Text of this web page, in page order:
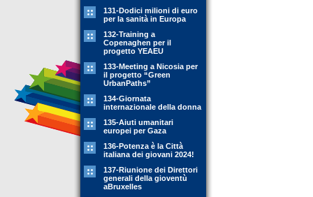
131-Dodici milioni di euro
per la sanità in Europa
132-Training a
Copenaghen per il
progetto YEAEU
133-Meeting a Nicosia per
il progetto “Green
UrbanPaths”
134-Giornata
internazionale della donna
135-Aiuti umanitari
europei per Gaza
136-Potenza è la Città
italiana dei giovani 2024!
137-Riunione dei Direttori
generali della gioventù
aBruxelles